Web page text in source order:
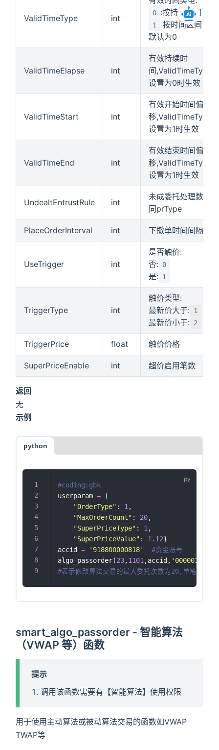
ValidTimeType int
0 :按持续时间
1
按时间区间，
默认为0
ValidTimeElapse int
有效持续时
间,ValidTimeType
设置为0时生效
ValidTimeStart int
有效开始时间偏
移,ValidTimeType
设置为1时生效
ValidTimeEnd int
有效结束时间偏
移,ValidTimeType
设置为1时生效
UndealtEntrustRule int
未成委托处理数值
同prType
PlaceOrderInterval int 下撤单时间间隔
UseTrigger int
是否触价:
否: 0
是: 1
TriggerType int
触价类型:
最新价大于:
1
最新价小于: 2
TriggerPrice float 触价价格
SuperPriceEnable int 超价启用笔数
返回
无
示例
python
#coding:gbk
userparam = {
"OrderType" : 1 ,
"MaxOrderCount" : 20,
"SuperPriceType" : 1 ,
"SuperPriceValue" : 1.12}
accid = ' 918800000818'
#资金账号
algo_passorder(23,1101 ,accid, ' 000001.SZ
#表示修改算法交易的最大委托次数为20,单笔下单
smart_algo_passorder - 智能算法
（VWAP 等）函数
提示
调用该函数需要有【智能算法】使用权限
用于使用主动算法或被动算法交易的函数如VWAP
TWAP等